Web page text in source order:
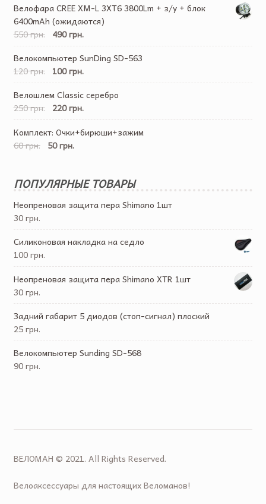
Велофара CREE XM-L 3XT6 3800Lm + з/у + блок
6400mAh (ожидаются)
550 грн.
490 грн.
Велокомпьютер SunDing SD-563
120 грн.
100 грн.
Велошлем Classic серебро
250 грн.
220 грн.
Комплект: Очки+бирюши+зажим
60 грн.
50 грн.
ПОПУЛЯРНЫЕ ТОВАРЫ
Неопреновая защита пера Shimano 1шт
30 грн.
Силиконовая накладка на седло
100 грн.
Неопреновая защита пера Shimano XTR 1шт
30 грн.
Задний габарит 5 диодов (стоп-сигнал) плоский
25 грн.
Велокомпьютер Sunding SD-568
90 грн.
ВЕЛОМАН © 2021. All Rights Reserved.
Велоаксессуары для настоящих Веломанов!